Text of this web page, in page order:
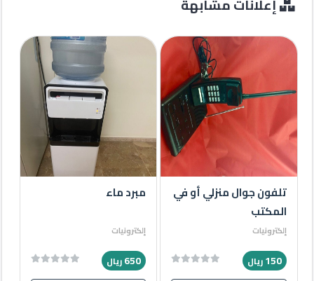
تلفون جوال منزلي أو في
المكتب
إلكترونيات
150ريال
مبرد ماء
إلكترونيات
650ريال